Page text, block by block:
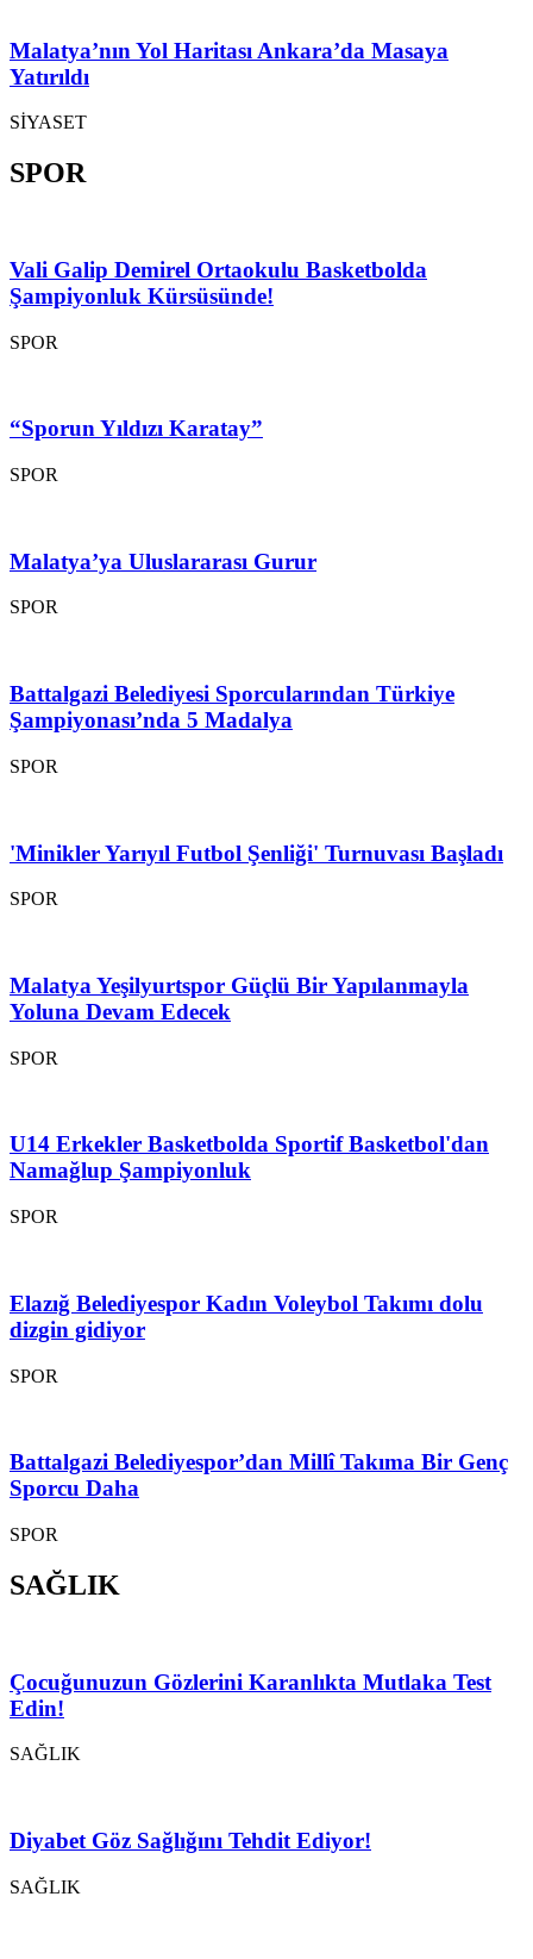
Malatya’nın Yol Haritası Ankara’da Masaya
Yatırıldı
SİYASET
SPOR
Vali Galip Demirel Ortaokulu Basketbolda
Şampiyonluk Kürsüsünde!
SPOR
“Sporun Yıldızı Karatay”
SPOR
Malatya’ya Uluslararası Gurur
SPOR
Battalgazi Belediyesi Sporcularından Türkiye
Şampiyonası’nda 5 Madalya
SPOR
'Minikler Yarıyıl Futbol Şenliği' Turnuvası Başladı
SPOR
Malatya Yeşilyurtspor Güçlü Bir Yapılanmayla
Yoluna Devam Edecek
SPOR
U14 Erkekler Basketbolda Sportif Basketbol'dan
Namağlup Şampiyonluk
SPOR
Elazığ Belediyespor Kadın Voleybol Takımı dolu
dizgin gidiyor
SPOR
Battalgazi Belediyespor’dan Millî Takıma Bir Genç
Sporcu Daha
SPOR
SAĞLIK
Çocuğunuzun Gözlerini Karanlıkta Mutlaka Test
Edin!
SAĞLIK
Diyabet Göz Sağlığını Tehdit Ediyor!
SAĞLIK